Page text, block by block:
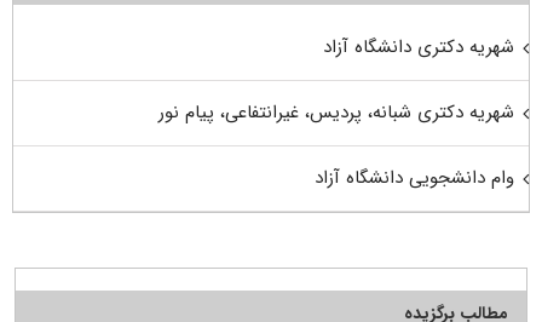
شهریه دکتری دانشگاه آزاد
شهریه دکتری شبانه، پردیس، غیرانتفاعی، پیام نور
وام دانشجویی دانشگاه آزاد
مطالب برگزیده